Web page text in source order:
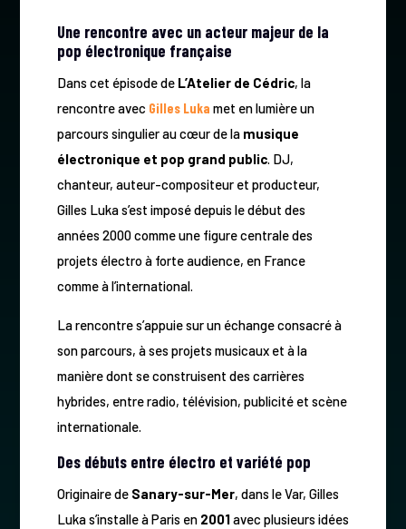
Une rencontre avec un acteur majeur de la
pop électronique française
Dans cet épisode de L’Atelier de Cédric, la
rencontre avec Gilles Luka met en lumière un
parcours singulier au cœur de la musique
électronique et pop grand public. DJ,
chanteur, auteur-compositeur et producteur,
Gilles Luka s’est imposé depuis le début des
années 2000 comme une figure centrale des
projets électro à forte audience, en France
comme à l’international.
La rencontre s’appuie sur un échange consacré à
son parcours, à ses projets musicaux et à la
manière dont se construisent des carrières
hybrides, entre radio, télévision, publicité et scène
internationale.
Des débuts entre électro et variété pop
Originaire de Sanary-sur-Mer, dans le Var, Gilles
Luka s’installe à Paris en 2001avec plusieurs idées